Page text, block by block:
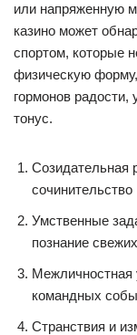
или напряженную
казино может
спортом, которые
физическую
гормонов радости,
тонус.
Созидательная
сочинительство
Умственные
познание
Межличностная
командных
Странствия и